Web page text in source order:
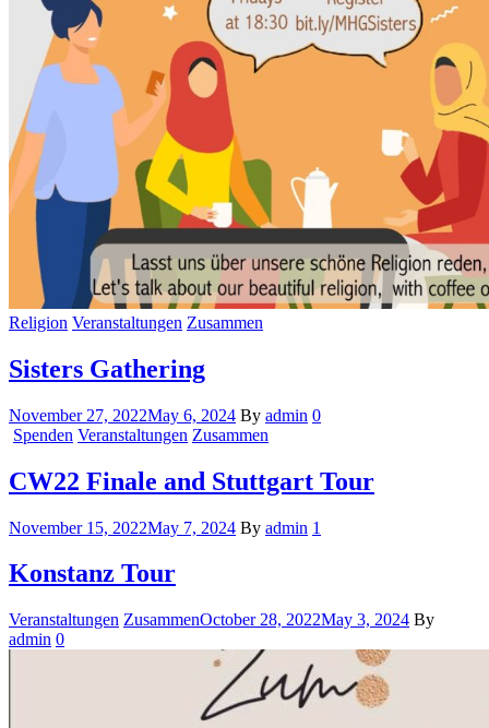
Religion Veranstaltungen Zusammen
Sisters Gathering
November 27, 2022May 6, 2024 By admin 0
Spenden Veranstaltungen Zusammen
CW22 Finale and Stuttgart Tour
November 15, 2022May 7, 2024 By admin 1
Konstanz Tour
Veranstaltungen ZusammenOctober 28, 2022May 3, 2024 By
admin 0